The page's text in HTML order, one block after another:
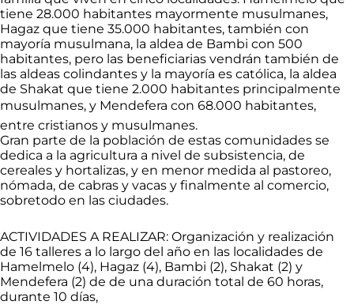
tiene 28.000 habitantes mayormente musulmanes,
Hagaz que tiene 35.000 habitantes, también con
mayoría musulmana, la aldea de Bambi con 500
habitantes, pero las beneficiarias vendrán también de
las aldeas colindantes y la mayoría es católica, la aldea
de Shakat que tiene 2.000 habitantes principalmente
musulmanes, y Mendefera con 68.000 habitantes,
entre cristianos y musulmanes.
Gran parte de la población de estas comunidades se
dedica a la agricultura a nivel de subsistencia, de
cereales y hortalizas, y en menor medida al pastoreo,
nómada, de cabras y vacas y finalmente al comercio,
sobretodo en las ciudades.
ACTIVIDADES A REALIZAR: Organización y realización
de 16 talleres a lo largo del año en las localidades de
Hamelmelo (4), Hagaz (4), Bambi (2), Shakat (2) y
Mendefera (2) de de una duración total de 60 horas,
durante 10 días,